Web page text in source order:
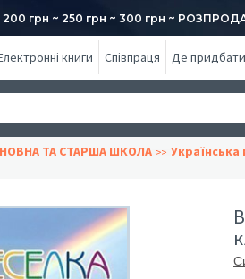
грн ~ 250 грн ~ 300 грн ~
книги Співпраця Де придбати
ТА СТАРША ШКОЛА Українська